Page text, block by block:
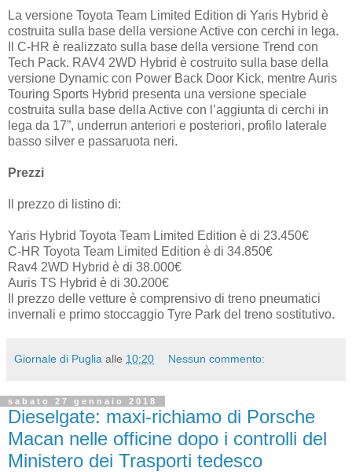
La versione Toyota Team Limited Edition di Yaris Hybrid è
costruita sulla base della versione Active con cerchi in lega.
Il C-HR è realizzato sulla base della versione Trend con
Tech Pack. RAV4 2WD Hybrid è costruito sulla base della
versione Dynamic con Power Back Door Kick, mentre Auris
Touring Sports Hybrid presenta una versione speciale
costruita sulla base della Active con l’aggiunta di cerchi in
lega da 17”, underrun anteriori e posteriori, profilo laterale
basso silver e passaruota neri.
Prezzi
Il prezzo di listino di:
Yaris Hybrid Toyota Team Limited Edition è di 23.450€
C-HR Toyota Team Limited Edition è di 34.850€
Rav4 2WD Hybrid è di 38.000€
Auris TS Hybrid è di 30.200€
Il prezzo delle vetture è comprensivo di treno pneumatici
invernali e primo stoccaggio Tyre Park del treno sostitutivo.
Giornale di Puglia alle 10:20 Nessun commento:
sabato 27 gennaio 2018
Dieselgate: maxi-richiamo di Porsche
Macan nelle officine dopo i controlli del
Ministero dei Trasporti tedesco